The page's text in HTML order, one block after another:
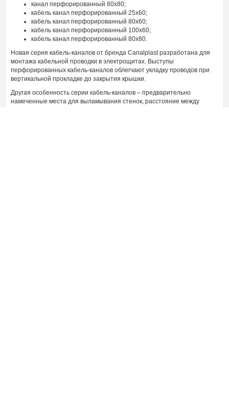
канал перфорированный 80х80;
кабель канал перфорированный 25х60;
кабель канал перфорированный 80х60;
кабель канал перфорированный 100х60;
кабель канал перфорированный 80х80.
Новая серия кабель-каналов от бренда Canalplast разработана для
монтажа кабельной проводки в электрощитах. Выступы
перфорированных кабель-каналов облегчают укладку проводов при
вертикальной прокладке до закрытия крышки.
Другая особенность серии кабель-каналов – предварительно
намеченные места для выламывания стенок, расстояние между